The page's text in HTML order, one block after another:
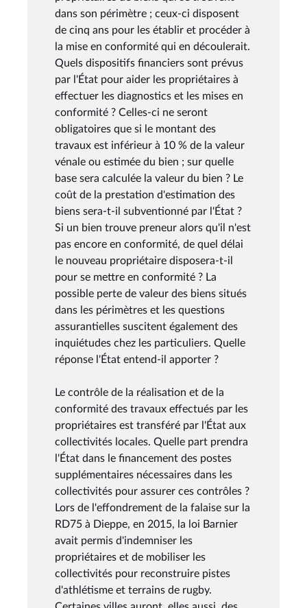
dans son périmètre ; ceux-ci disposent
de cinq ans pour les établir et procéder à
la mise en conformité qui en découlerait.
Quels dispositifs financiers sont prévus
par l'État pour aider les propriétaires à
effectuer les diagnostics et les mises en
conformité ? Celles-ci ne seront
obligatoires que si le montant des
travaux est inférieur à 10 % de la valeur
vénale ou estimée du bien ; sur quelle
base sera calculée la valeur du bien ? Le
coût de la prestation d'estimation des
biens sera-t-il subventionné par l'État ?
Si un bien trouve preneur alors qu'il n'est
pas encore en conformité, de quel délai
le nouveau propriétaire disposera-t-il
pour se mettre en conformité ? La
possible perte de valeur des biens situés
dans les périmètres et les questions
assurantielles suscitent également des
inquiétudes chez les particuliers. Quelle
réponse l'État entend-il apporter ?
Le contrôle de la réalisation et de la
conformité des travaux effectués par les
propriétaires est transféré par l'État aux
collectivités locales. Quelle part prendra
l'État dans le financement des postes
supplémentaires nécessaires dans les
collectivités pour assurer ces contrôles ?
Lors de l'effondrement de la falaise sur la
RD75 à Dieppe, en 2015, la loi Barnier
avait permis d'indemniser les
propriétaires et de mobiliser les
collectivités pour reconstruire pistes
d'athlétisme et terrains de rugby.